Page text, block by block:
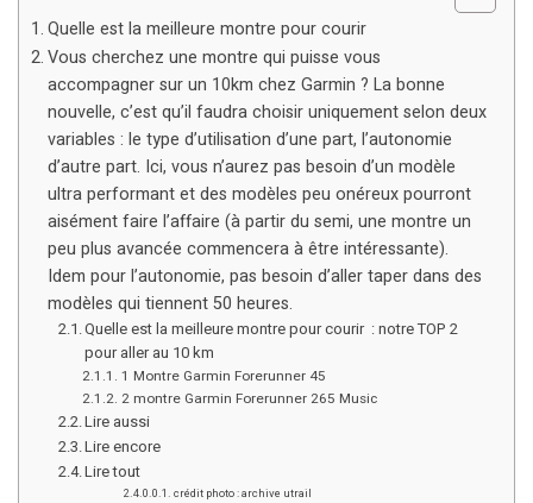
Quelle est la meilleure montre pour courir
Vous cherchez une montre qui puisse vous
accompagner sur un 10km chez Garmin ? La bonne
nouvelle, c’est qu’il faudra choisir uniquement selon deux
variables : le type d’utilisation d’une part, l’autonomie
d’autre part. Ici, vous n’aurez pas besoin d’un modèle
ultra performant et des modèles peu onéreux pourront
aisément faire l’affaire (à partir du semi, une montre un
peu plus avancée commencera à être intéressante).
Idem pour l’autonomie, pas besoin d’aller taper dans des
modèles qui tiennent 50 heures.
Quelle est la meilleure montre pour courir : notre TOP 2
pour aller au 10 km
1 Montre Garmin Forerunner 45
2 montre Garmin Forerunner 265 Music
Lire aussi
Lire encore
Lire tout
crédit photo : archive utrail